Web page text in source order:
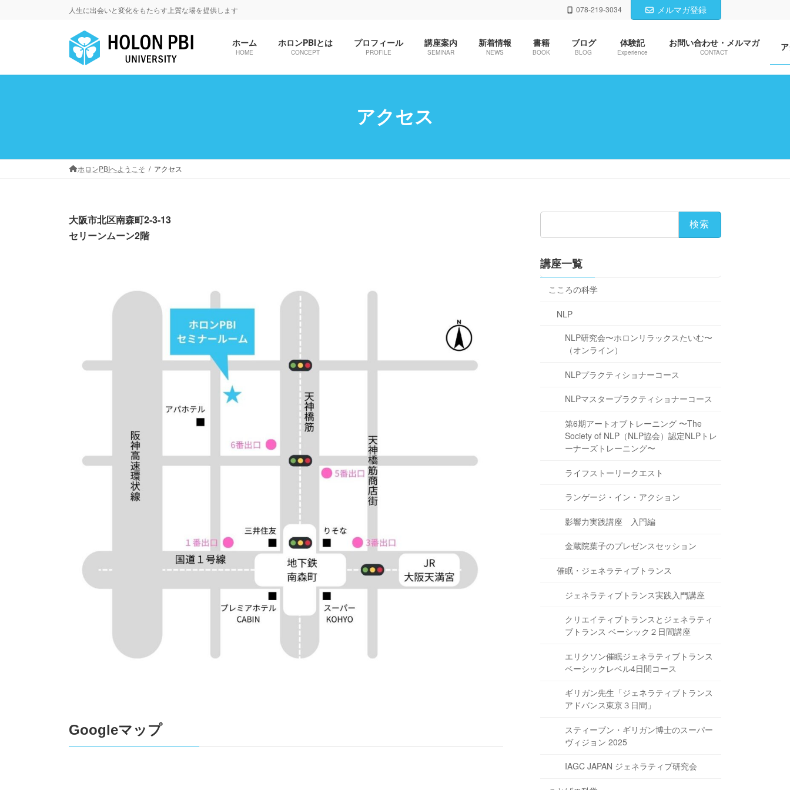
へ
ョ
人生に出会いと変化をもたらす上質な場を提供します 078-219-3034 メルマガ登録
ホーム
HOME
ホロンPBIとは
CONCEPT
プロフィール
PROFILE
講座案内
SEMINAR
新着情報
NEWS
書籍
BOOK
ブログ
BLOG
体験記
Experience
お問い合わせ・メルマガ
CONTACT
アクセス
ホロンPBIへようこそ アクセス
大阪市北区南森町2-3-13
セリーンムーン2階
Googleマップ
検
講座一覧
こころの科学
NLP
NLP研究会〜ホロンリラックスたいむ〜
（オンライン）
NLPプラクティショナーコース
NLPマスタープラクティショナーコース
第6期アートオブトレーニング 〜The
Society of NLP（NLP協会）認定NLPトレ
ーナーズトレーニング〜
ライフストーリークエスト
ランゲージ・イン・アクション
影響力実践講座 入門編
金蔵院葉子のプレゼンスセッション
催眠・ジェネラティブトランス
ジェネラティブトランス実践入門講座
クリエイティブトランスとジェネラティ
ブトランス ベーシック２日間講座
エリクソン催眠ジェネラティブトランス
ベーシックレベル4日間コース
ギリガン先生「ジェネラティブトランス
アドバンス東京３日間」
スティーブン・ギリガン博士のスーパー
ヴィジョン 2025
IAGC JAPAN ジェネラティブ研究会